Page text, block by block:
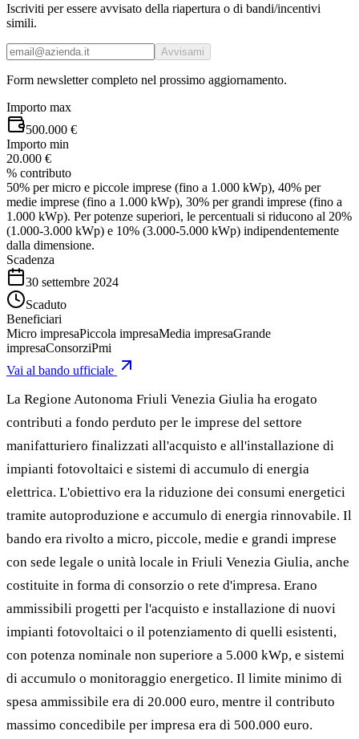
Iscriviti per essere avvisato della riapertura o di bandi/incentivi
simili.
Avvisami
Form newsletter completo nel prossimo aggiornamento.
Importo max
500.000 €
Importo min
20.000 €
% contributo
50% per micro e piccole imprese (fino a 1.000 kWp), 40% per
medie imprese (fino a 1.000 kWp), 30% per grandi imprese (fino a
1.000 kWp). Per potenze superiori, le percentuali si riducono al 20%
(1.000-3.000 kWp) e 10% (3.000-5.000 kWp) indipendentemente
dalla dimensione.
Scadenza
30 settembre 2024
Scaduto
Beneficiari
Micro impresaPiccola impresaMedia impresaGrande
impresaConsorziPmi
Vai al bando ufficiale
La Regione Autonoma Friuli Venezia Giulia ha erogato
contributi a fondo perduto per le imprese del settore
manifatturiero finalizzati all'acquisto e all'installazione di
impianti fotovoltaici e sistemi di accumulo di energia
elettrica. L'obiettivo era la riduzione dei consumi energetici
tramite autoproduzione e accumulo di energia rinnovabile. Il
bando era rivolto a micro, piccole, medie e grandi imprese
con sede legale o unità locale in Friuli Venezia Giulia, anche
costituite in forma di consorzio o rete d'impresa. Erano
ammissibili progetti per l'acquisto e installazione di nuovi
impianti fotovoltaici o il potenziamento di quelli esistenti,
con potenza nominale non superiore a 5.000 kWp, e sistemi
di accumulo o monitoraggio energetico. Il limite minimo di
spesa ammissibile era di 20.000 euro, mentre il contributo
massimo concedibile per impresa era di 500.000 euro.